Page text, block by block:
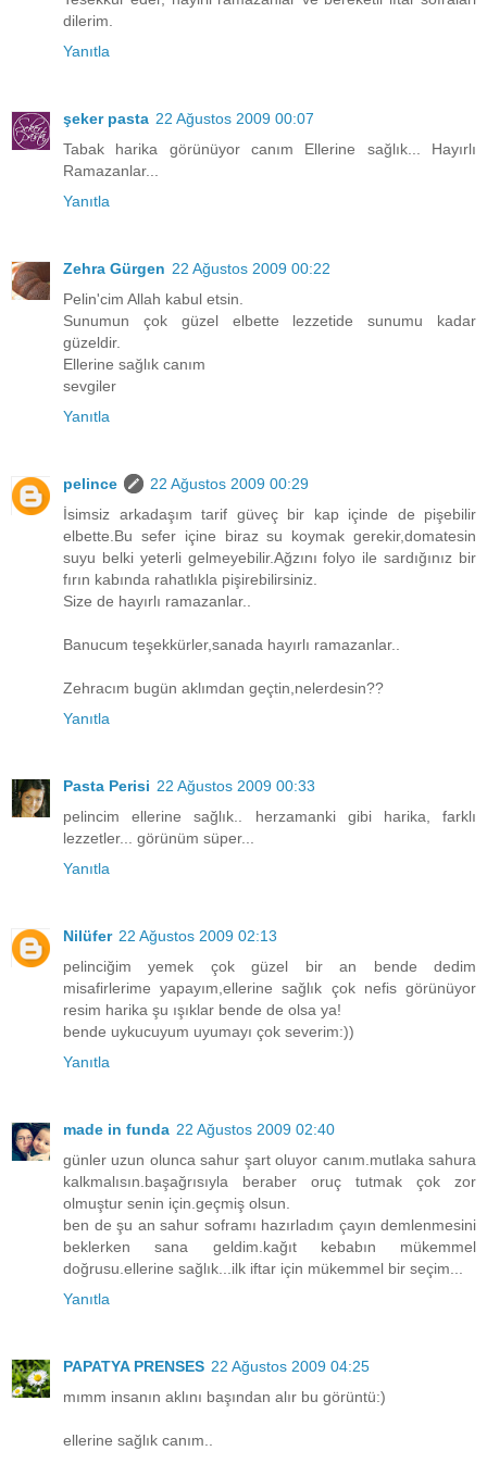
dilerim.
Yanıtla
şeker pasta 22 Ağustos 2009 00:07
Tabak harika görünüyor canım Ellerine sağlık... Hayırlı
Ramazanlar...
Yanıtla
Zehra Gürgen 22 Ağustos 2009 00:22
Pelin'cim Allah kabul etsin.
Sunumun çok güzel elbette lezzetide sunumu kadar
güzeldir.
Ellerine sağlık canım
sevgiler
Yanıtla
pelince
22 Ağustos 2009 00:29
İsimsiz arkadaşım tarif güveç bir kap içinde de pişebilir
elbette.Bu sefer içine biraz su koymak gerekir,domatesin
suyu belki yeterli gelmeyebilir.Ağzını folyo ile sardığınız bir
fırın kabında rahatlıkla pişirebilirsiniz.
Size de hayırlı ramazanlar..
Banucum teşekkürler,sanada hayırlı ramazanlar..
Zehracım bugün aklımdan geçtin,nelerdesin??
Yanıtla
Pasta Perisi 22 Ağustos 2009 00:33
pelincim ellerine sağlık.. herzamanki gibi harika, farklı
lezzetler... görünüm süper...
Yanıtla
Nilüfer 22 Ağustos 2009 02:13
pelinciğim yemek çok güzel bir an bende dedim
misafirlerime yapayım,ellerine sağlık çok nefis görünüyor
resim harika şu ışıklar bende de olsa ya!
bende uykucuyum uyumayı çok severim:))
Yanıtla
made in funda 22 Ağustos 2009 02:40
günler uzun olunca sahur şart oluyor canım.mutlaka sahura
kalkmalısın.başağrısıyla beraber oruç tutmak çok zor
olmuştur senin için.geçmiş olsun.
ben de şu an sahur soframı hazırladım çayın demlenmesini
beklerken sana geldim.kağıt kebabın mükemmel
doğrusu.ellerine sağlık...ilk iftar için mükemmel bir seçim...
Yanıtla
PAPATYA PRENSES 22 Ağustos 2009 04:25
mımm insanın aklını başından alır bu görüntü:)
ellerine sağlık canım..